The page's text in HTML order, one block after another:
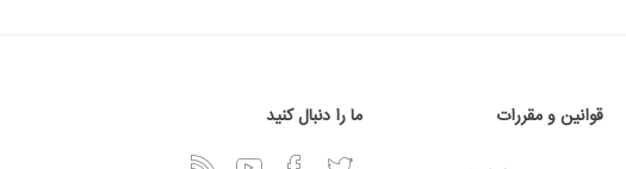
قوانین و مقررات ما را دنبال کنید